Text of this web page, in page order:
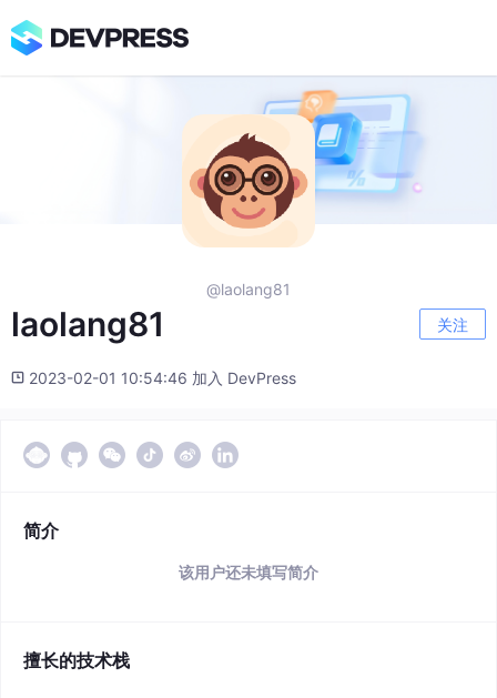
@laolang81
laolang81 关注
2023-02-01 10:54:46 加入 DevPress
简介
该用户还未填写简介
擅长的技术栈